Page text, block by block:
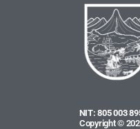
NIT: 805 003
Copyright ©